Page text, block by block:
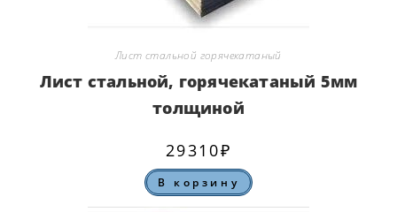
Лист стальной горячекатаный
Лист стальной, горячекатаный 5мм
толщиной
29310₽
В корзину